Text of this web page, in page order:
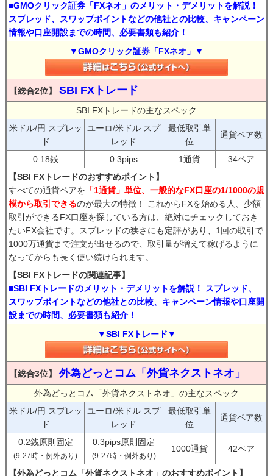
■GMOクリック証券「FXネオ」のメリット・デメリットを解説！
スプレッド、スワップポイントなどの他社との比較、キャンペーン
情報や口座開設までの時間、必要書類も紹介！
▼GMOクリック証券「FXネオ」▼
【総合2位】 SBI FXトレード
SBI FXトレードの主なスペック
米ドル/円 スプレッ
ド
ユーロ/米ドル スプ
レッド
最低取引単
位
通貨ペア数
0.18銭 0.3pips 1通貨
34ペア
【SBI FXトレードのおすすめポイント】
すべての通貨ペアを 「1通貨」単位、一般的なFX口座の1/1000の規
模から取引できるのが最大の特徴！ これからFXを始める人、少額
取引ができるFX口座を探している方は、絶対にチェックしておき
たいFX会社です。スプレッドの狭さにも定評があり、1回の取引で
1000万通貨まで注文が出せるので、取引量が増えて稼げるように
なってからも長く使い続けられます。
【SBI FXトレードの関連記事】
■SBI FXトレードのメリット・デメリットを解説！ スプレッド、
スワップポイントなどの他社との比較、キャンペーン情報や口座開
設までの時間、必要書類も紹介！
▼SBI FXトレード▼
【総合3位】 外為どっとコム「外貨ネクストネオ」
外為どっとコム「外貨ネクストネオ」の主なスペック
米ドル/円 スプレッ
ド
ユーロ/米ドル スプ
レッド
最低取引単
位
通貨ペア数
0.2銭原則固定
(9-27時・例外あり)
0.3pips原則固定
(9-27時・例外あり)
1000通貨 42ペア
【外為どっとコム「外貨ネクストネオ」のおすすめポイント】